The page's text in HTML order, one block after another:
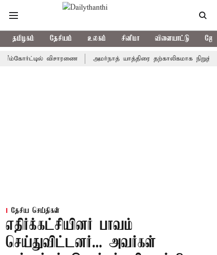
தமிழகம் தேசியம் உலகம் சினிமா விளையாட்டு
விசாரணை அமர்நாத் யாத்திரை தற்காலிகமாக நிறுத்தம்
தேசிய செய்திகள்
எதிர்க்கட்சியினர் பாவம்
செய்துவிட்டனர்... அவர்கள்